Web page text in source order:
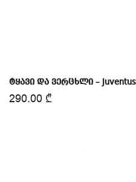
ტყავი და ვერცხლი – Juventus
290.00 ₾